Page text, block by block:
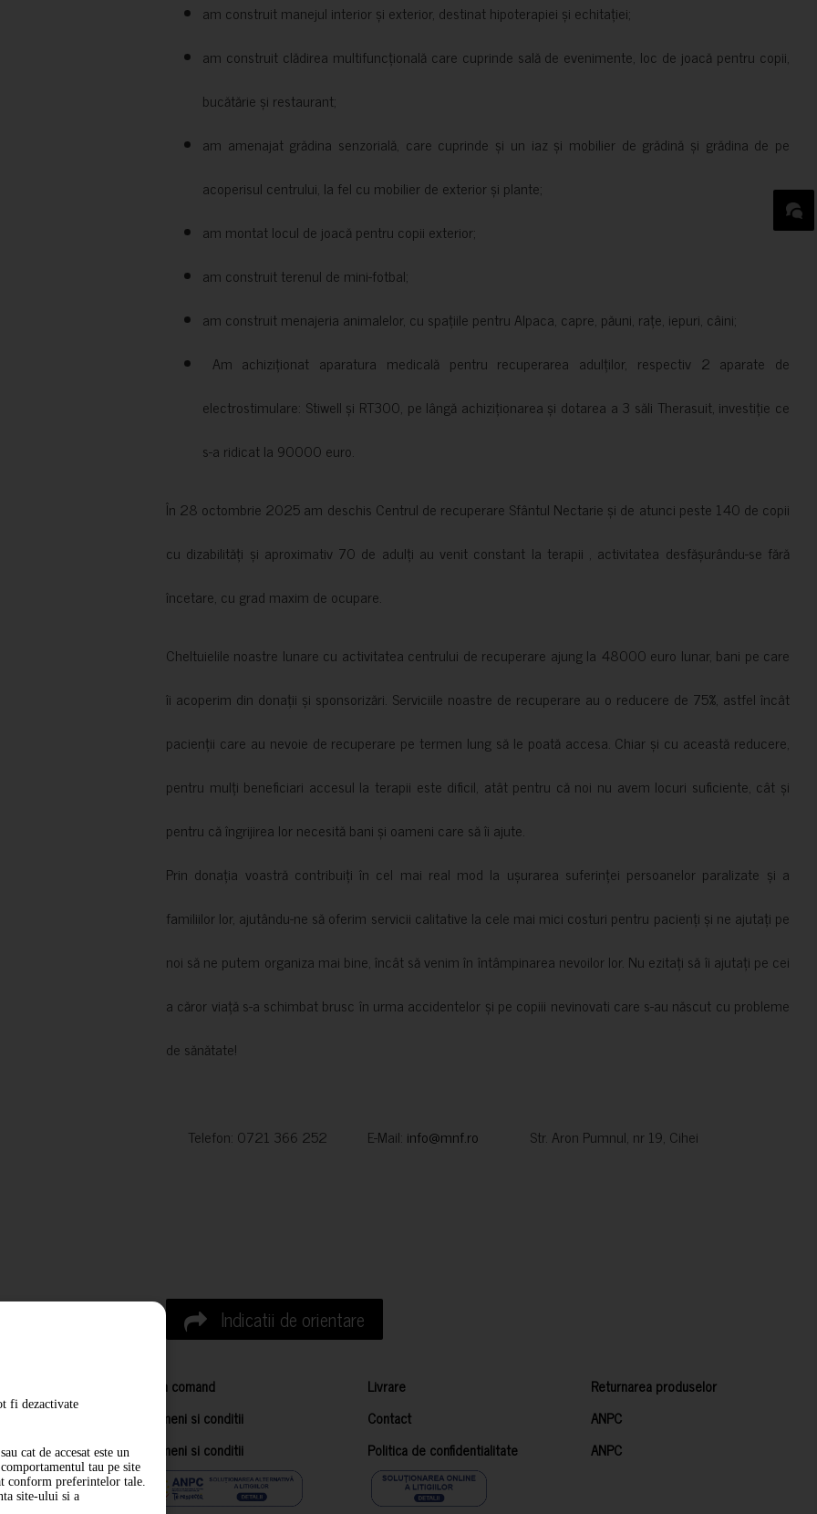
am construit manejul interior și exterior, destinat hipoterapiei și echitației;
am construit clădirea multifuncțională care cuprinde sală de evenimente, loc de joacă pentru copii,
bucătărie și restaurant;
am amenajat grădina senzorială, care cuprinde și un iaz și mobilier de grădină și grădina de pe
acoperisul centrului, la fel cu mobilier de exterior și plante;
am montat locul de joacă pentru copii exterior;
am construit terenul de mini-fotbal;
am construit menajeria animalelor, cu spațiile pentru Alpaca, capre, păuni, rațe, iepuri, câini;
Am achiziționat aparatura medicală pentru recuperarea adulților, respectiv 2 aparate de
electrostimulare: Stiwell și RT300, pe lângă achiziționarea și dotarea a 3 săli Therasuit, investiție ce
s-a ridicat la 90000 euro.
În 28 octombrie 2025 am deschis Centrul de recuperare Sfântul Nectarie și de atunci peste 140 de copii
cu dizabilități și aproximativ 70 de adulți au venit constant la terapii , activitatea desfășurându-se fără
încetare, cu grad maxim de ocupare.
Cheltuielile noastre lunare cu activitatea centrului de recuperare ajung la 48000 euro lunar, bani pe care
îi acoperim din donații și sponsorizări. Serviciile noastre de recuperare au o reducere de 75%, astfel încât
pacienții care au nevoie de recuperare pe termen lung să le poată accesa. Chiar și cu această reducere,
pentru mulți beneficiari accesul la terapii este dificil, atât pentru că noi nu avem locuri suficiente, cât și
pentru că îngrijirea lor necesită bani și oameni care să îi ajute.
Prin donația voastră contribuiți în cel mai real mod la ușurarea suferinței persoanelor paralizate și a
familiilor lor, ajutându-ne să oferim servicii calitative la cele mai mici costuri pentru pacienți și ne ajutați pe
noi să ne putem organiza mai bine, încât să venim în întâmpinarea nevoilor lor. Nu ezitați să îi ajutați pe cei
a căror viață s-a schimbat brusc în urma accidentelor și pe copiii nevinovati care s-au născut cu probleme
de sănătate!
Telefon: 0721 366 252 E-Mail: info@mnf.ro Str. Aron Pumnul, nr 19, Cihei
Indicatii de orientare
Cum comand Livrare
Returnarea produselor
Termeni si conditii
Contact
ANPC
Termeni si conditii
Politica de confidentialitate ANPC
fi dezactivate
cat de accesat este un
tau pe site
conform preferintelor tale.
site-ului si a